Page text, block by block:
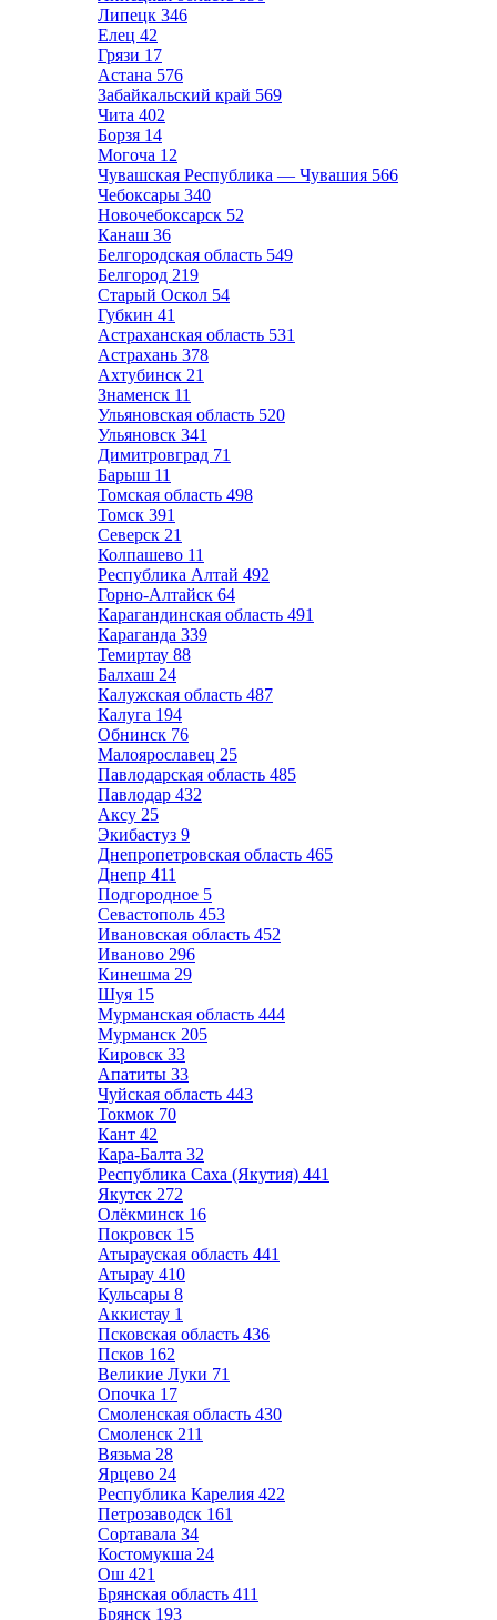
Липецк 346
Елец 42
Грязи 17
Астана 576
Забайкальский край 569
Чита 402
Борзя 14
Могоча 12
Чувашская Республика — Чувашия 566
Чебоксары 340
Новочебоксарск 52
Канаш 36
Белгородская область 549
Белгород 219
Старый Оскол 54
Губкин 41
Астраханская область 531
Астрахань 378
Ахтубинск 21
Знаменск 11
Ульяновская область 520
Ульяновск 341
Димитровград 71
Барыш 11
Томская область 498
Томск 391
Северск 21
Колпашево 11
Республика Алтай 492
Горно-Алтайск 64
Карагандинская область 491
Караганда 339
Темиртау 88
Балхаш 24
Калужская область 487
Калуга 194
Обнинск 76
Малоярославец 25
Павлодарская область 485
Павлодар 432
Аксу 25
Экибастуз 9
Днепропетровская область 465
Днепр 411
Подгородное 5
Севастополь 453
Ивановская область 452
Иваново 296
Кинешма 29
Шуя 15
Мурманская область 444
Мурманск 205
Кировск 33
Апатиты 33
Чуйская область 443
Токмок 70
Кант 42
Кара-Балта 32
Республика Саха (Якутия) 441
Якутск 272
Олёкминск 16
Покровск 15
Атырауская область 441
Атырау 410
Кульсары 8
Аккистау 1
Псковская область 436
Псков 162
Великие Луки 71
Опочка 17
Смоленская область 430
Смоленск 211
Вязьма 28
Ярцево 24
Республика Карелия 422
Петрозаводск 161
Сортавала 34
Костомукша 24
Ош 421
Брянская область 411
Брянск 193